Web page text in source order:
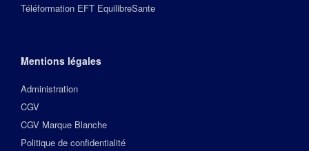
Téléformation EFT EquilibreSante
Mentions légales
Administration
CGV
CGV Marque Blanche
Politique de confidentialité